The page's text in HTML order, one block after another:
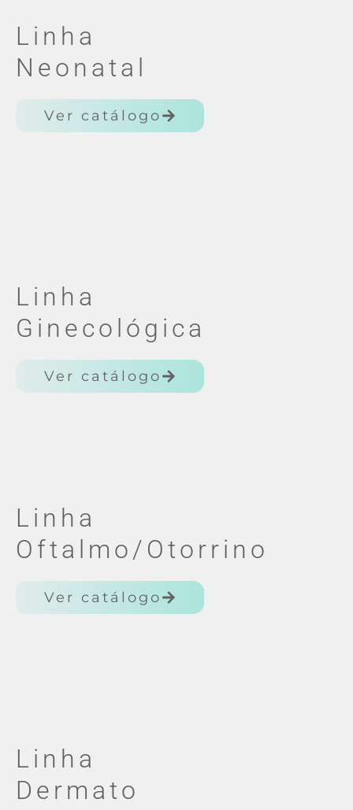
Linha
Neonatal
Ver catálogo
Linha
Ginecológica
Ver catálogo
Linha
Oftalmo/Otorrino
Ver catálogo
Linha
Dermato